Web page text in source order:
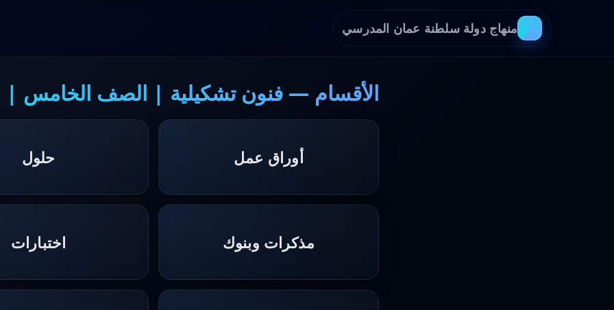
منهاج دولة سلطنة عمان المدرسي
الأقسام — فنون تشكيلية | الصف الخامس |
أوراق عمل حلول
مذكرات وبنوك اختبارات